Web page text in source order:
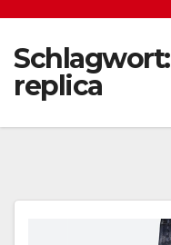
Schlagwort:
replica